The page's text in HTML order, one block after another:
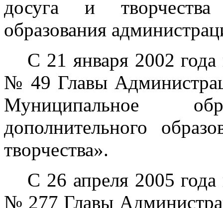
досуга и
образования
С 21 января 2002
№ 49 Главы
Муниципальное
дополнительного
творчества».
С 26 апреля 2005
№ 277 Главы